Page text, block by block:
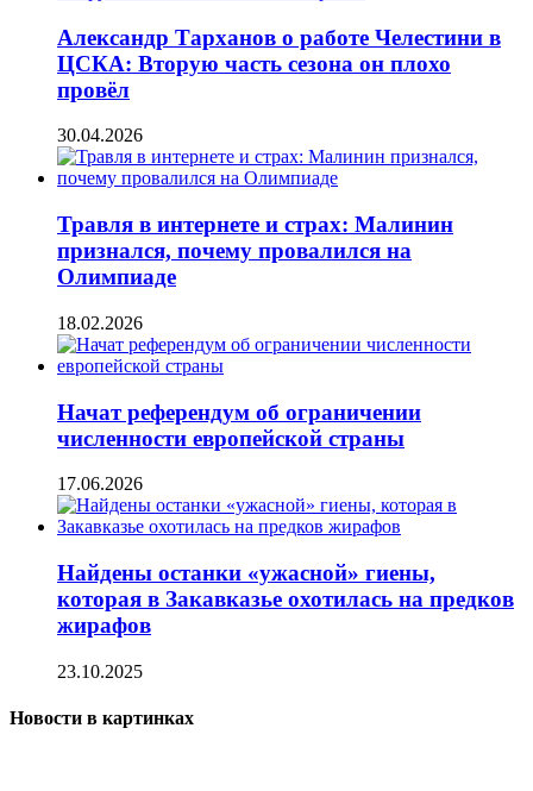
Александр Тарханов о работе Челестини в
ЦСКА: Вторую часть сезона он плохо
провёл
30.04.2026
Травля в интернете и страх: Малинин
признался, почему провалился на
Олимпиаде
18.02.2026
Начат референдум об ограничении
численности европейской страны
17.06.2026
Найдены останки «ужасной» гиены,
которая в Закавказье охотилась на предков
жирафов
23.10.2025
Новости в картинках